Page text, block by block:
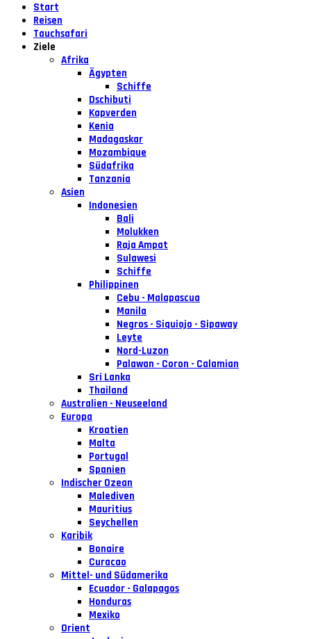
Start
Reisen
Tauchsafari
Ziele
Afrika
Ägypten
Schiffe
Dschibuti
Kapverden
Kenia
Madagaskar
Mozambique
Südafrika
Tanzania
Asien
Indonesien
Bali
Molukken
Raja Ampat
Sulawesi
Schiffe
Philippinen
Cebu - Malapascua
Manila
Negros - Siquiojo - Sipaway
Leyte
Nord-Luzon
Palawan - Coron - Calamian
Sri Lanka
Thailand
Australien - Neuseeland
Europa
Kroatien
Malta
Portugal
Spanien
Indischer Ozean
Malediven
Mauritius
Seychellen
Karibik
Bonaire
Curacao
Mittel- und Südamerika
Ecuador - Galapagos
Honduras
Mexiko
Orient